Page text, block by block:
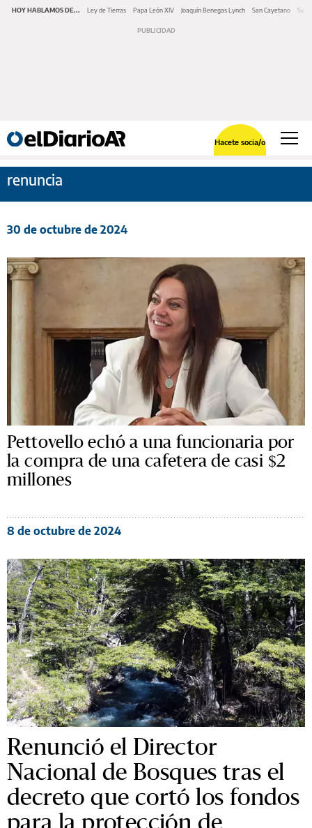
HOY HABLAMOS DE... Ley de Tierras Papa León XIV Joaquín Benegas Lynch San Cayetano
Hacete socia/o
renuncia
30 de octubre de 2024
Pettovello echó a una funcionaria por
la compra de una cafetera de casi $2
millones
8 de octubre de 2024
Renunció el Director
Nacional de Bosques tras el
decreto que cortó los fondos
para la protección de